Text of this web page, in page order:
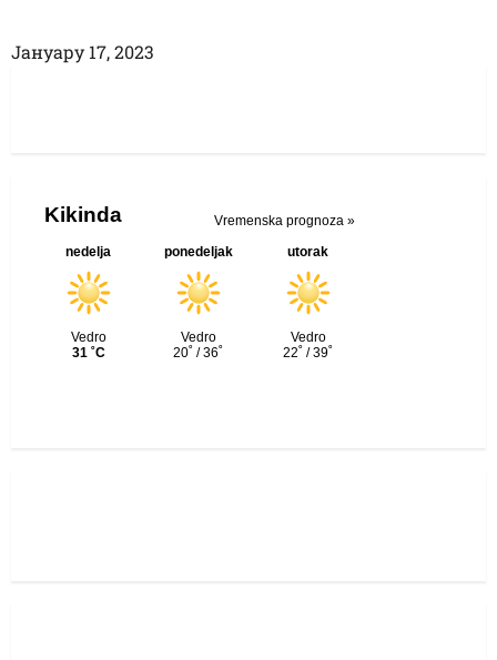
Јануарy 17, 2023